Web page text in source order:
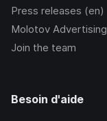
Press releases (en)
Molotov Advertising
Join the team
Besoin d'aide